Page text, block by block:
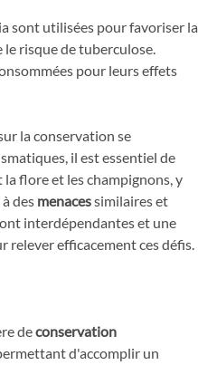
sont utilisées pour favoriser la
risque de tuberculose.
pour leurs effets
la conservation se
il est essentiel de
flore et les champignons, y
des menacessimilaires et
interdépendantes et une
relever efficacement ces défis.
deconservation
d'accomplir un